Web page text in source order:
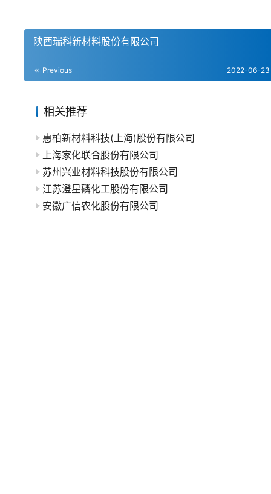
陕西瑞科新材料股份有限公司
Previous 2022-06-23
相关推荐
惠柏新材料科技(上海)股份有限公司
上海家化联合股份有限公司
苏州兴业材料科技股份有限公司
江苏澄星磷化工股份有限公司
安徽广信农化股份有限公司